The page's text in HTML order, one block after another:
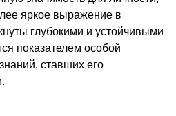
яркое выражение в
глубокими и устойчивыми
показателем особой
ставших его